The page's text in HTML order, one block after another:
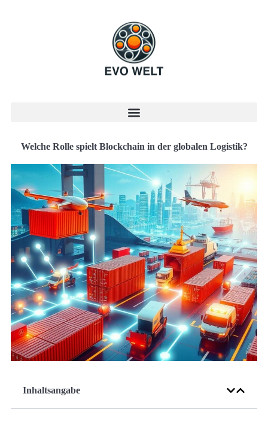
Welche Rolle spielt Blockchain in der globalen Logistik?
Inhaltsangabe